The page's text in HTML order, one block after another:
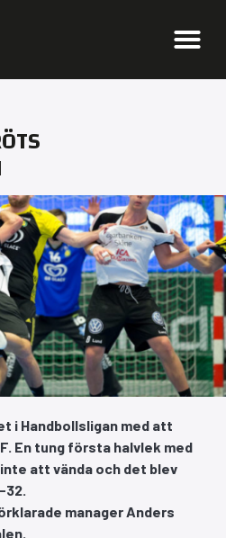
i Handbollsligan med att
En tung första halvlek med
att vända och det blev
manager Anders